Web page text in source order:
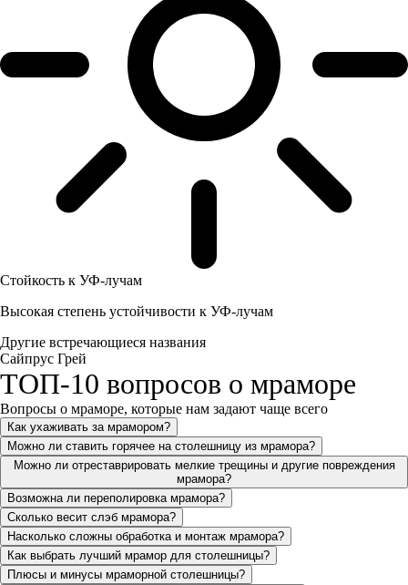
Стойкость к УФ-лучам
Высокая степень устойчивости к УФ-лучам
Другие встречающиеся названия
Сайпрус Грей
ТОП-10 вопросов о мраморе
Вопросы о мраморе, которые нам задают чаще всего
Как ухаживать за мрамором?
Можно ли ставить горячее на столешницу из мрамора?
Можно ли отреставрировать мелкие трещины и другие повреждения
мрамора?
Возможна ли переполировка мрамора?
Сколько весит слэб мрамора?
Насколько сложны обработка и монтаж мрамора?
Как выбрать лучший мрамор для столешницы?
Плюсы и минусы мраморной столешницы?